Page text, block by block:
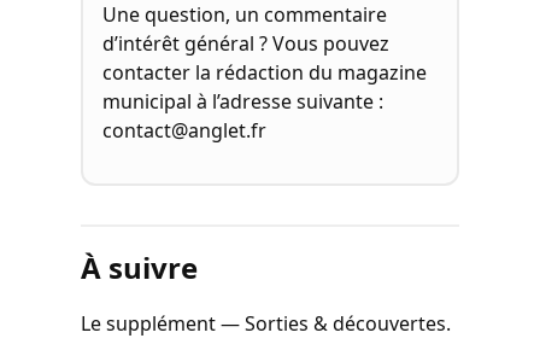
Une question, un commentaire
d’intérêt général ? Vous pouvez
contacter la rédaction du magazine
municipal à l’adresse suivante :
contact@anglet.fr
À suivre
Le supplément — Sorties & découvertes.